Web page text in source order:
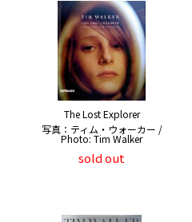
The Lost Explorer
写真：ティム・ウォーカー /
Photo: Tim Walker
sold out